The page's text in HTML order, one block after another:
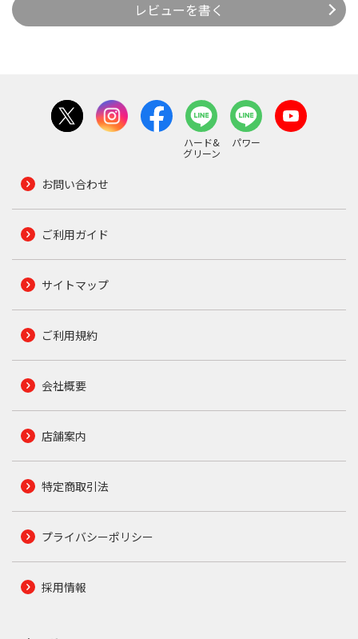
レビューを書く
ハード&
グリーン
パワー
お問い合わせ
ご利用ガイド
サイトマップ
ご利用規約
会社概要
店舗案内
特定商取引法
プライバシーポリシー
採用情報